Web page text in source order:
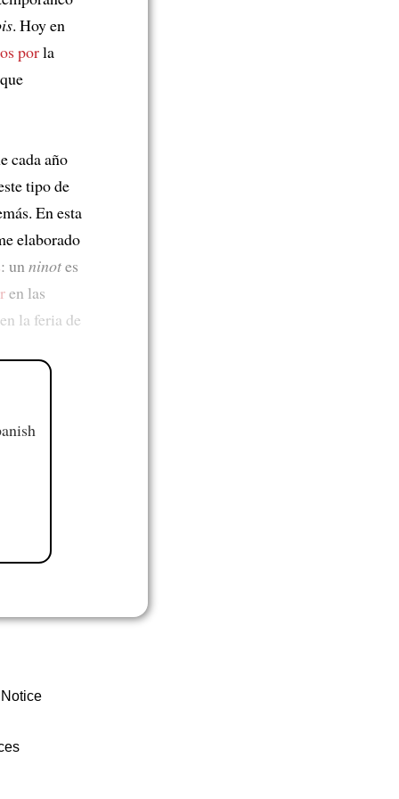
. Hoy en
porla
cada año
tipo de
En esta
elaborado
: un ninotes
en las
la feria de